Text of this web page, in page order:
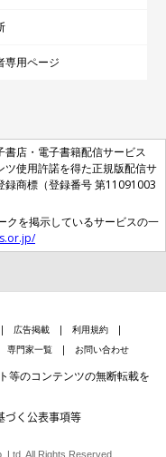
専用ページ
書店・電子書籍配信サービス
ツ使用許諾を得た正規版配信サ
録商標（登録番号 第11091003
クを掲示しているサービスの一
広告掲載
利用規約
専門家一覧 お問い合わせ
等のコンテンツの無断転載を
づく公表事項等
All Rights Reserved.